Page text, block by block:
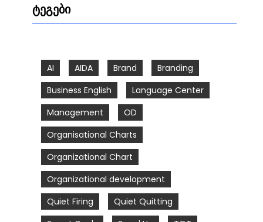
ტეგები
AI AIDA Brand
Branding
Business English
Language Center
Management
OD
Organisational Charts
Organizational Chart
Organizational development
Quiet Firing
Quiet Quitting